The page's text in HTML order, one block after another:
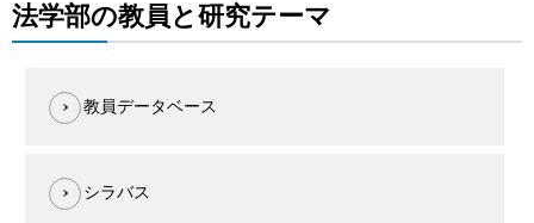
法学部の教員と研究テーマ
教員データベース
シラバス